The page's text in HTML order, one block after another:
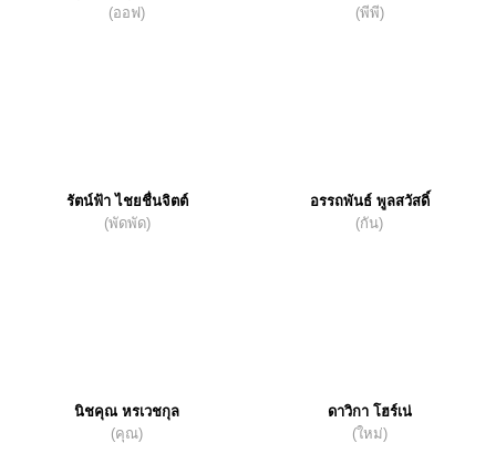
(ออฟ)
(พีพี)
รัตน์ฟ้า ไชยชื่นจิตต์
(พัดพัด)
อรรถพันธ์ พูลสวัสดิ์
(กัน)
นิชคุณ หรเวชกุล
(คุณ)
ดาวิกา โฮร์เน่
(ใหม่)